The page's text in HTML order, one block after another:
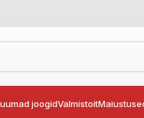
joogidValmistoit